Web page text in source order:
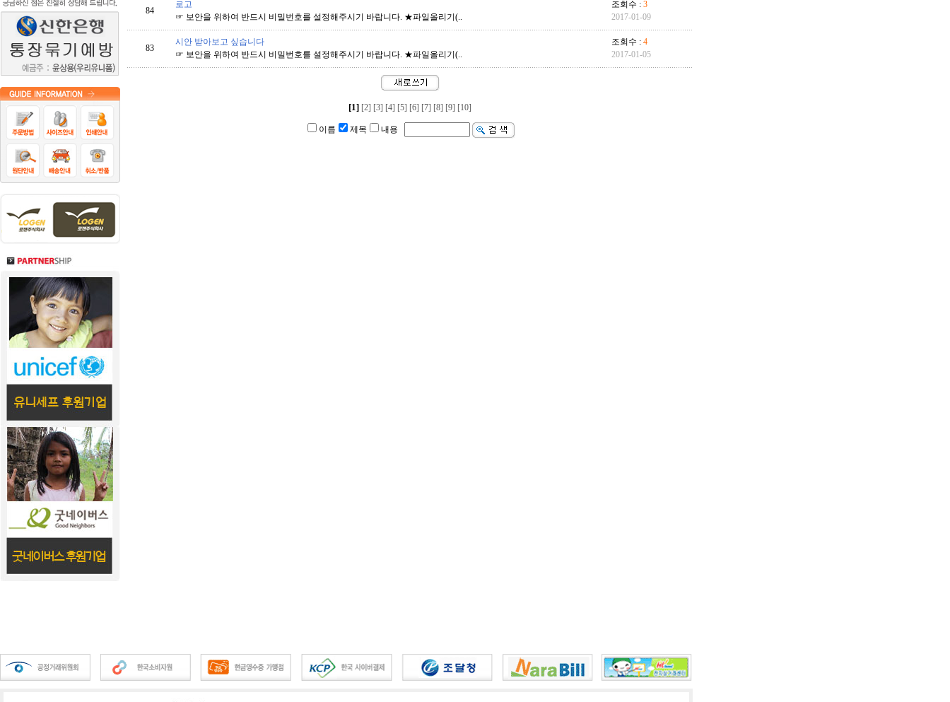
84
로고 조회수 : 3
☞ 보안을 위하여 반드시 비밀번호를 설정해주시기 바랍니다. ★파일올리기(..
2017-01-09
83
시안 받아보고 싶습니다 조회수 : 4
☞ 보안을 위하여 반드시 비밀번호를 설정해주시기 바랍니다. ★파일올리기(..
2017-01-05
[1] [2] [3] [4] [5] [6] [7] [8] [9] [10]
이름 제목 내용